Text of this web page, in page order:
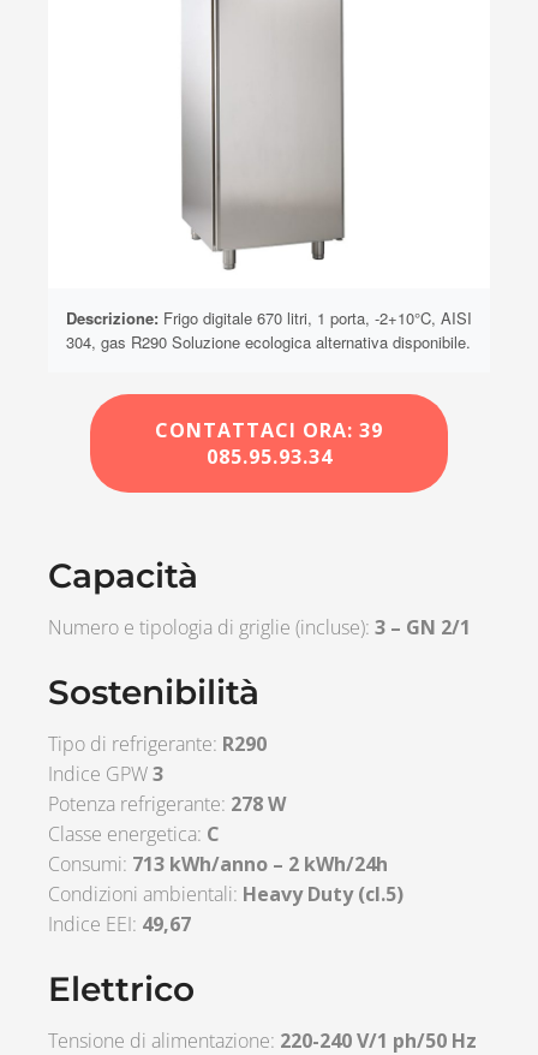
Descrizione: Frigo digitale 670 litri, 1 porta, -2+10°C, AISI
304, gas R290 Soluzione ecologica alternativa disponibile.
CONTATTACI ORA: 39
085.95.93.34
Capacità
Numero e tipologia di griglie (incluse): 3 – GN 2/1
Sostenibilità
Tipo di refrigerante: R290
Indice GPW3
Potenza refrigerante: 278 W
Classe energetica: C
Consumi: 713 kWh/anno – 2 kWh/24h
Condizioni ambientali: Heavy Duty (cl.5)
Indice EEI: 49,67
Elettrico
Tensione di alimentazione: 220-240 V/1 ph/50 Hz